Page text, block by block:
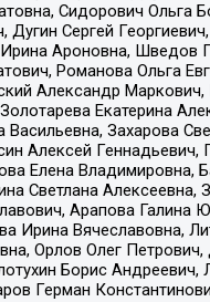
Сидорович Ольга
Дугин Сергей
Ароновна, Шведов
Романова Ольга
Александр
Екатерина
Васильевна, Захарова
Алексей Геннадьевич,
Елена Владимировна,
Светлана
Арапова Галина
Ирина Вячеславовна,
Орлов Олег
Борис
Герман